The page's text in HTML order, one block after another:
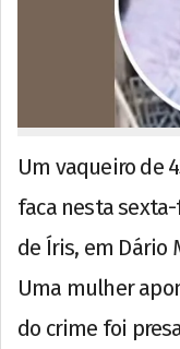
Um vaqueiro de
faca nesta
de Íris, em Dário
Uma mulher
do crime foi